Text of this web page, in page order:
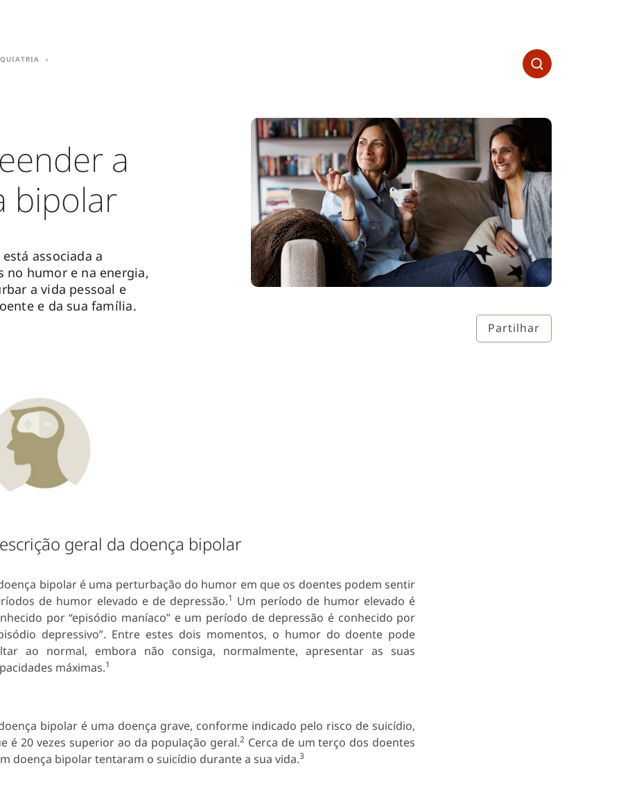
Partilhar
a
bipolar
associada a
no humor e na energia,
a vida pessoal e
e da sua família.
geral da doença bipolar
bipolar é uma perturbação do humor em que os doentes podem sentir
de humor elevado e de depressão.1 Um período de humor elevado é
por “episódio maníaco” e um período de depressão é conhecido por
depressivo”. Entre estes dois momentos, o humor do doente pode
ao normal, embora não consiga, normalmente, apresentar as suas
máximas.1
bipolar é uma doença grave, conforme indicado pelo risco de suicídio,
é 20 vezes superior ao da população geral.2Cerca de um terço dos doentes
doença bipolar tentaram o suicídio durante a sua vida.3